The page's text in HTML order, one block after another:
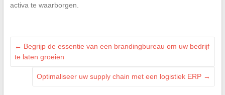
activa te waarborgen.
← Begrijp de essentie van een brandingbureau om uw bedrijf
te laten groeien
Optimaliseer uw supply chain met een logistiek ERP →